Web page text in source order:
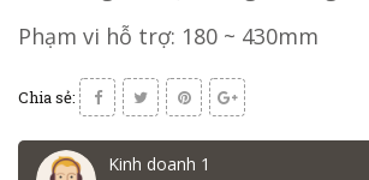
Phạm vi hỗ trợ: 180 ~ 430mm
Chia sẻ:
Kinh doanh 1